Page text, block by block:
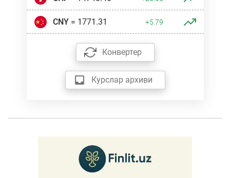
CNY= 1771.31 +5.79
Конвертер
Курслар архиви